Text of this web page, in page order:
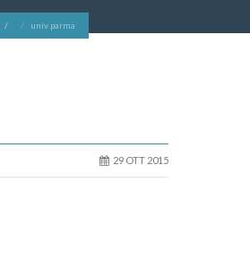
univ parma
29 OTT 2015